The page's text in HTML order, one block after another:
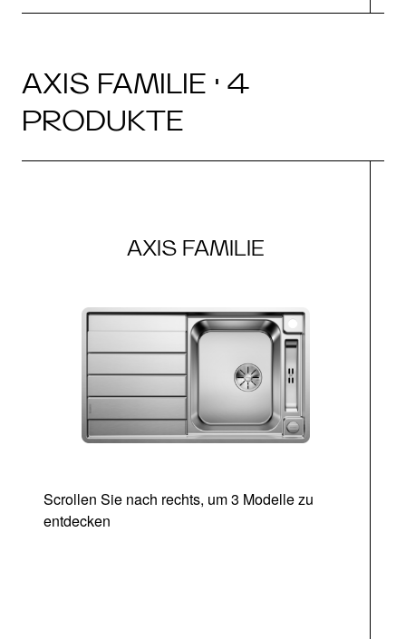
AXIS FAMILIE · 4
PRODUKTE
AXIS FAMILIE
Scrollen Sie nach rechts, um 3 Modelle zu
entdecken